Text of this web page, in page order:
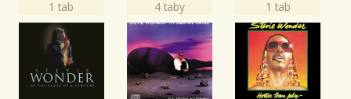
1 tab
4 taby
1 tab